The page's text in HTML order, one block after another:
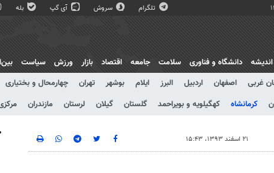
تلگرام سروش آی گپ بله
دانشگاه و فناوری سلامت جامعه اقتصاد بازار ورزش سیاست
غربی اصفهان اردبیل البرز ایلام بوشهر تهران چهارمحال و بختیاری
کرمانشاه کهگیلویه و بویراحمد گلستان گیلان لرستان مازندران
۲۱ اسفند ۱۳۹۳، ۱۵:۴۳